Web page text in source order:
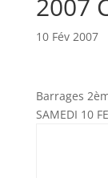
2007
10 Fév 2007
Barrages
SAMEDI 10